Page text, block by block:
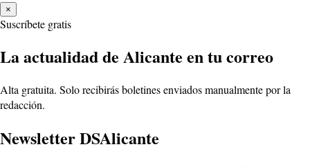
×
Suscríbete gratis
La actualidad de Alicante en tu correo
Alta gratuita. Solo recibirás boletines enviados manualmente por la
redacción.
Newsletter DSAlicante